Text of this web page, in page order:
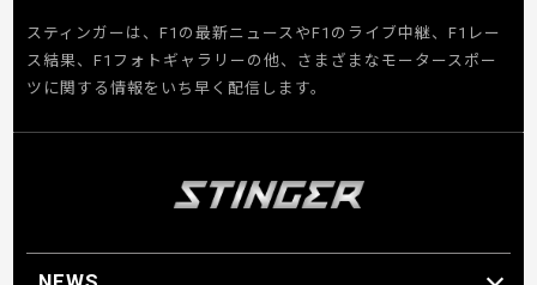
スティンガーは、F1の最新ニュースやF1のライブ中継、F1レー
ス結果、F1フォトギャラリーの他、さまざまなモータースポー
ツに関する情報をいち早く配信します。